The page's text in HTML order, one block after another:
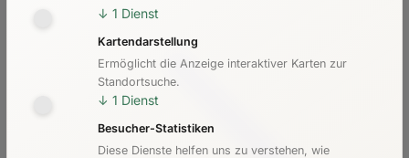
↓ 1 Dienst
Kartendarstellung
Ermöglicht die Anzeige interaktiver Karten zur
Standortsuche.
↓ 1 Dienst
Besucher-Statistiken
Diese Dienste helfen uns zu verstehen, wie